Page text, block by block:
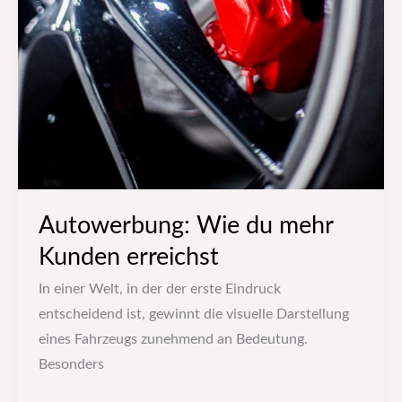
Autowerbung: Wie du mehr
Kunden erreichst
In einer Welt, in der der erste Eindruck
entscheidend ist, gewinnt die visuelle Darstellung
eines Fahrzeugs zunehmend an Bedeutung.
Besonders